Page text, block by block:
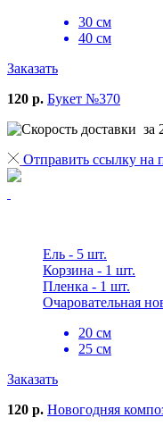
30 см
40 см
Заказать
120 р. Букет №370
за
Отправить ссылку на
Ель - 5 шт.
Корзина - 1 шт.
Пленка - 1 шт.
Очаровательная
20 см
25 см
Заказать
120 р. Новогодняя